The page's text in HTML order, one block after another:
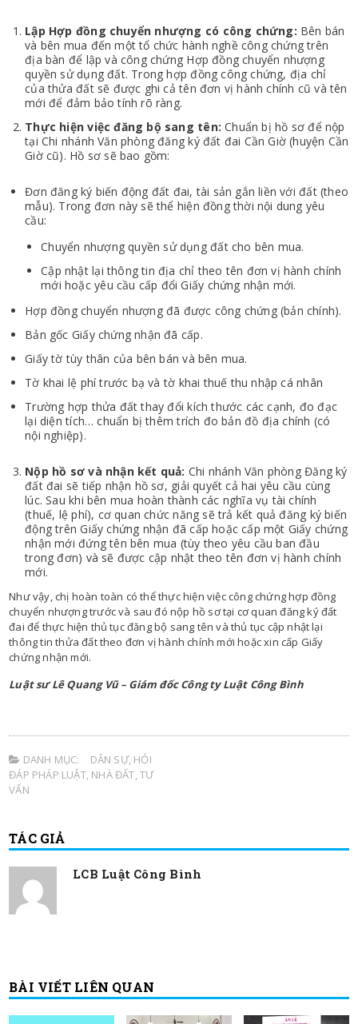
Lập Hợp đồng chuyển nhượng có công chứng: Bên bán
và bên mua đến một tổ chức hành nghề công chứng trên
địa bàn để lập và công chứng Hợp đồng chuyển nhượng
quyền sử dụng đất. Trong hợp đồng công chứng, địa chỉ
của thửa đất sẽ được ghi cả tên đơn vị hành chính cũ và tên
mới để đảm bảo tính rõ ràng.
Thực hiện việc đăng bộ sang tên: Chuẩn bị hồ sơ để nộp
tại Chi nhánh Văn phòng đăng ký đất đai Cần Giờ (huyện Cần
Giờ cũ). Hồ sơ sẽ bao gồm:
Đơn đăng ký biến động đất đai, tài sản gắn liền với đất (theo
mẫu). Trong đơn này sẽ thể hiện đồng thời nội dung yêu
cầu:
Chuyển nhượng quyền sử dụng đất cho bên mua.
Cập nhật lại thông tin địa chỉ theo tên đơn vị hành chính
mới hoặc yêu cầu cấp đổi Giấy chứng nhận mới.
Hợp đồng chuyển nhượng đã được công chứng (bản chính).
Bản gốc Giấy chứng nhận đã cấp.
Giấy tờ tùy thân của bên bán và bên mua.
Tờ khai lệ phí trước bạ và tờ khai thuế thu nhập cá nhân
Trường hợp thửa đất thay đổi kích thước các cạnh, đo đạc
lại diện tích… chuẩn bị thêm trích đo bản đồ địa chính (có
nội nghiệp).
Nộp hồ sơ và nhận kết quả: Chi nhánh Văn phòng Đăng ký
đất đai sẽ tiếp nhận hồ sơ, giải quyết cả hai yêu cầu cùng
lúc. Sau khi bên mua hoàn thành các nghĩa vụ tài chính
(thuế, lệ phí), cơ quan chức năng sẽ trả kết quả đăng ký biến
động trên Giấy chứng nhận đã cấp hoặc cấp một Giấy chứng
nhận mới đứng tên bên mua (tùy theo yêu cầu ban đầu
trong đơn) và sẽ được cập nhật theo tên đơn vị hành chính
mới.
Như vậy, chị hoàn toàn có thể thực hiện việc công chứng hợp đồng
chuyển nhượng trước và sau đó nộp hồ sơ tại cơ quan đăng ký đất
đai để thực hiện thủ tục đăng bộ sang tên và thủ tục cập nhật lại
thông tin thửa đất theo đơn vị hành chính mới hoặc xin cấp Giấy
chứng nhận mới.
Luật sư Lê Quang Vũ – Giám đốc Công ty Luật Công Bình
DANH MỤC: DÂN SỰ, HỎI
ĐÁP PHÁP LUẬT, NHÀ ĐẤT,TƯ
VẤN
TÁC GIẢ
LCB Luật Công Bình
BÀI VIẾT LIÊN QUAN